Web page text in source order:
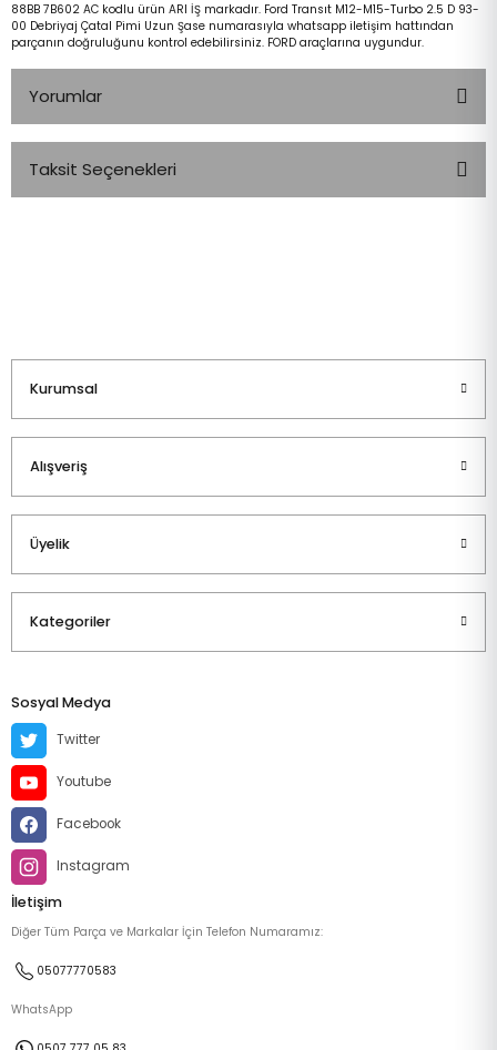
88BB 7B602 AC kodlu ürün ARI İŞ markadır. Ford Transıt M12-M15-Turbo 2.5 D 93-
00 Debriyaj Çatal Pimi Uzun Şase numarasıyla whatsapp iletişim hattından
parçanın doğruluğunu kontrol edebilirsiniz. FORD araçlarına uygundur.
Yorumlar
Taksit Seçenekleri
Kurumsal
Alışveriş
Üyelik
Kategoriler
Sosyal Medya
Twitter
Youtube
Facebook
Instagram
İletişim
Diğer Tüm Parça ve Markalar İçin Telefon Numaramız:
05077770583
WhatsApp